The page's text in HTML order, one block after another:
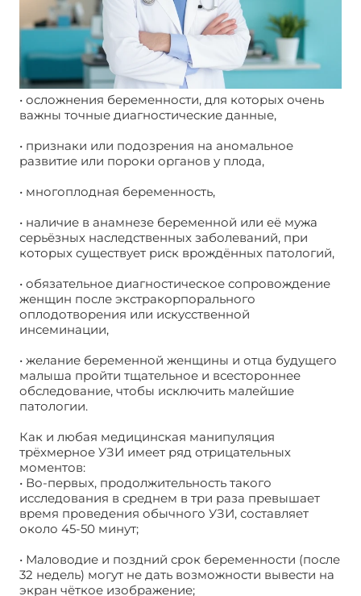
• осложнения беременности, для которых очень
важны точные диагностические данные,
• признаки или подозрения на аномальное
развитие или пороки органов у плода,
• многоплодная беременность,
• наличие в анамнезе беременной или её мужа
серьёзных наследственных заболеваний, при
которых существует риск врождённых патологий,
• обязательное диагностическое сопровождение
женщин после экстракорпорального
оплодотворения или искусственной
инсеминации,
• желание беременной женщины и отца будущего
малыша пройти тщательное и всестороннее
обследование, чтобы исключить малейшие
патологии.
Как и любая медицинская манипуляция
трёхмерное УЗИ имеет ряд отрицательных
моментов:
• Во-первых, продолжительность такого
исследования в среднем в три раза превышает
время проведения обычного УЗИ, составляет
около 45-50 минут;
• Маловодие и поздний срок беременности (после
32 недель) могут не дать возможности вывести на
экран чёткое изображение;